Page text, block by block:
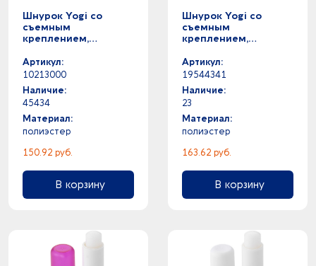
Шнурок Yogi со
съемным
креплением,
Артикул:
10213000
Наличие:
45434
Материал:
полиэстер
150.92 руб.
В корзину
Шнурок Yogi со
съемным
креплением,
Артикул:
19544341
Наличие:
23
Материал:
полиэстер
163.62 руб.
В корзину